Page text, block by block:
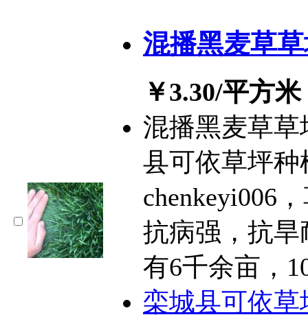
混播黑麦草
￥3.30/平方米
混播黑麦草
县可依草坪
chenkeyi006
抗病强，抗
有6千余亩，
栾城县可依